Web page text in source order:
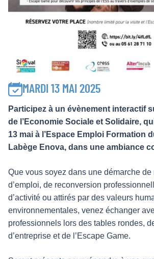
MARDI 13 MAI 2025
Participez à un évènement interactif
de l’Economie Sociale et Solidaire,
13 mai à l’Espace Emploi Formation
Labège Enova, dans une ambiance
Que vous soyez dans une démarche de
d’emploi, de reconversion
d’activité ou attirés par des valeurs
environnementales, venez échanger
professionnels lors des tables rondes,
d’entreprise et de l’Escape Game.